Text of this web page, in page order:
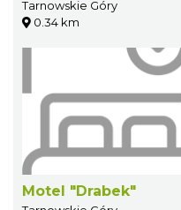
Tarnowskie Góry
0.34 km
Motel "Drabek"